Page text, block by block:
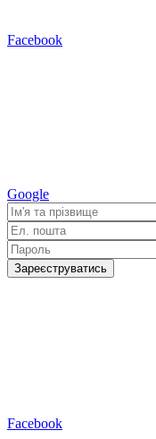
Facebook
Google
Зареєструватись
Facebook